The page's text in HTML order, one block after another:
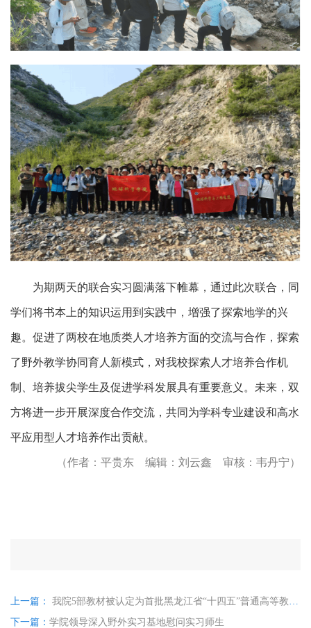
为期两天的联合实习圆满落下帷幕， 通过此次联合 ，同
学们将书本上的知识运用到实践中，增强了探索地学的兴
趣。 促进了两校在地质类人才培养方面的交流与合作，探索
了野外教学协同育人新模式，对我校探索人才培养合作机
制、培养拔尖学生及促进学科发展具有重要意义。未来，双
方将进一步开展深度合作交流，共同为学科专业建设和高水
平应用型人才培养作出贡献。
（作者：平贵东 编辑：刘云鑫 审核：韦丹宁）
上一篇： 我院5部教材被认定为首批黑龙江省“十四五”普通高等教育本科规划教材
下一篇： 学院领导深入野外实习基地慰问实习师生